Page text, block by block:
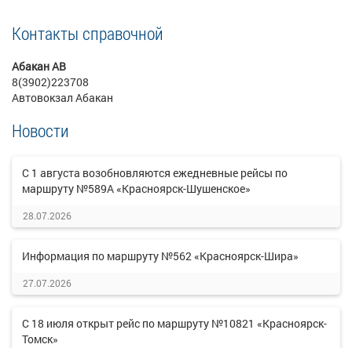
Контакты справочной
Абакан АВ
8(3902)223708
Автовокзал Абакан
Новости
С 1 августа возобновляются ежедневные рейсы по
маршруту №589А «Красноярск-Шушенское»
28.07.2026
Информация по маршруту №562 «Красноярск-Шира»
27.07.2026
С 18 июля открыт рейс по маршруту №10821 «Красноярск-
Томск»